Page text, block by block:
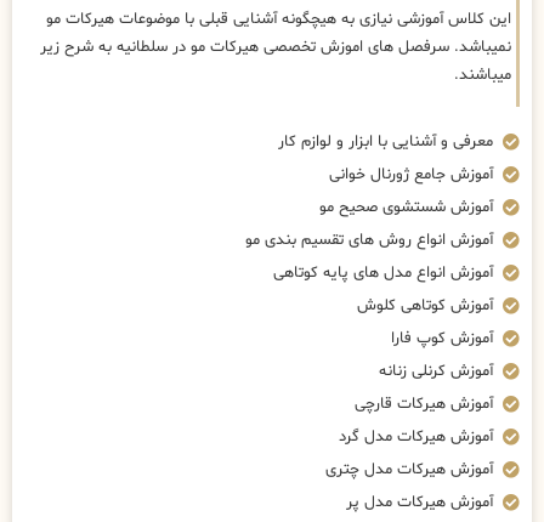
این کلاس آموزشی نیازی به هیچگونه آشنایی قبلی با موضوعات هیرکات مو
نمیباشد. سرفصل های اموزش تخصصی هیرکات مو در سلطانیه به شرح زیر
میباشند.
معرفی و آشنایی با ابزار و لوازم کار
آموزش جامع ژورنال خوانی
آموزش شستشوی صحیح مو
آموزش انواع روش های تقسیم بندی مو
آموزش انواع مدل های پایه کوتاهی
آموزش کوتاهی کلوش
آموزش کوپ فارا
آموزش کرنلی زنانه
آموزش هیرکات قارچی
آموزش هیرکات مدل گرد
آموزش هیرکات مدل چتری
آموزش هیرکات مدل پر